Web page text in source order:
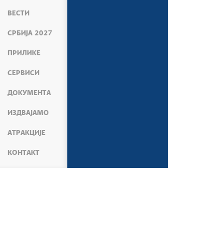
ВЕСТИ
СРБИЈА 2027
ПРИЛИКЕ
СЕРВИСИ
ДОКУМЕНТА
ИЗДВАЈАМО
АТРАКЦИЈЕ
КОНТАКТ